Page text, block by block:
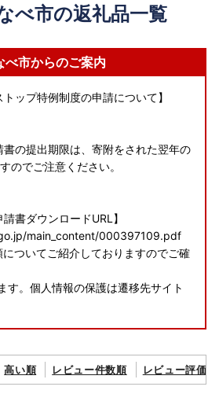
べ市の返礼品一覧
べ市からのご案内
トップ特例制度の申請について】
の提出期限は、寄附をされた翌年の
のでご注意ください。
書ダウンロードURL】
main_content/000397109.pdf
についてご紹介しておりますのでご確
す。個人情報の保護は遷移先サイト
ストップ特例制度の手続きをスマホ
高い順 レビュー件数順 レビュー評価順